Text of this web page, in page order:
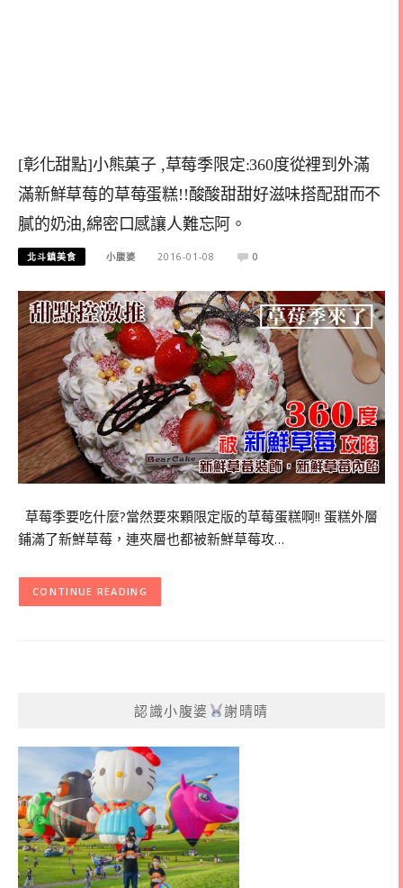
[彰化甜點]小熊菓子 ,草莓季限定:360度從裡到外滿
滿新鮮草莓的草莓蛋糕!!酸酸甜甜好滋味搭配甜而不
膩的奶油,綿密口感讓人難忘阿。
北斗鎮美食 小腹婆 2016-01-08 0
草莓季要吃什麼?當然要來顆限定版的草莓蛋糕啊!! 蛋糕外層
鋪滿了新鮮草莓，連夾層也都被新鮮草莓攻…
CONTINUE READING
認識小腹婆 謝晴晴